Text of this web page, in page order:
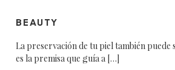
BEAUTY
La preservación de tu piel también puede
es la premisa que guía a […]